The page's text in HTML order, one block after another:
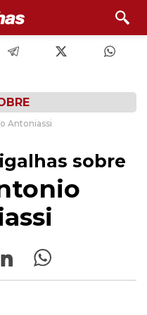
Antoniassi
sobre